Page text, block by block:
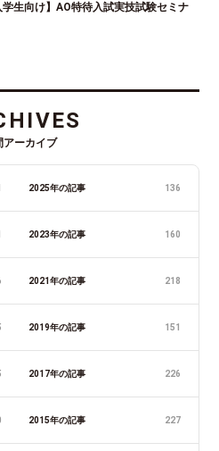
学生向け】AO特待入試実技試験セミナ
アーカイブ
2025年の記事 136
2023年の記事 160
2021年の記事 218
2019年の記事 151
2017年の記事 226
2015年の記事 227